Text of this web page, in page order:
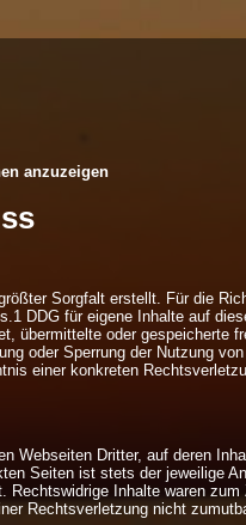
anzuzeigen
Sorgfalt erstellt. Für die
DDG für eigene Inhalte auf
übermittelte oder gespeicherte
oder Sperrung der Nutzung
einer konkreten
Webseiten Dritter, auf deren
Seiten ist stets der jeweilige
Rechtswidrige Inhalte waren
Rechtsverletzung nicht